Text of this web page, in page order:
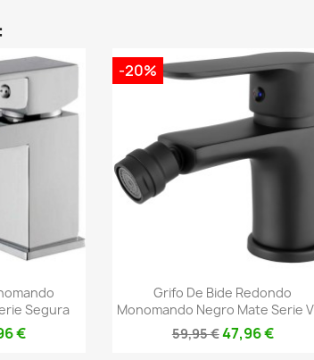
Segura
€
Vista rápida
Grifo De Bide Redondo
Monomando Negro Mate Serie
59,95 €47,96 €
-20%